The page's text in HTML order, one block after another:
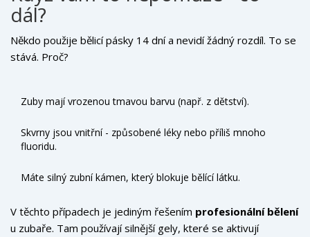
dál?
Někdo použije bělicí pásky 14 dní a nevidí žádný rozdíl. To se
stává. Proč?
Zuby mají vrozenou tmavou barvu (např. z dětství).
Skvrny jsou vnitřní - způsobené léky nebo příliš mnoho
fluoridu.
Máte silný zubní kámen, který blokuje bělící látku.
V těchto případech je jediným řešením profesionální bělení
u zubaře. Tam používají silnější gely, které se aktivují